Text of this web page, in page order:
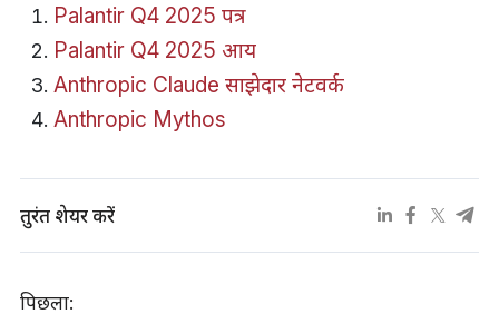
Palantir Q4 2025 पत्र
Palantir Q4 2025 आय
Anthropic Claude साझेदार नेटवर्क
Anthropic Mythos
तुरंत शेयर करें
पिछला: